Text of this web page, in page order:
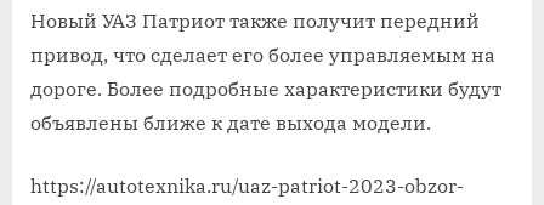
Новый УАЗ Патриот также получит передний
привод, что сделает его более управляемым на
дороге. Более подробные характеристики будут
объявлены ближе к дате выхода модели.
https://autotexnika.ru/uaz-patriot-2023-obzor-